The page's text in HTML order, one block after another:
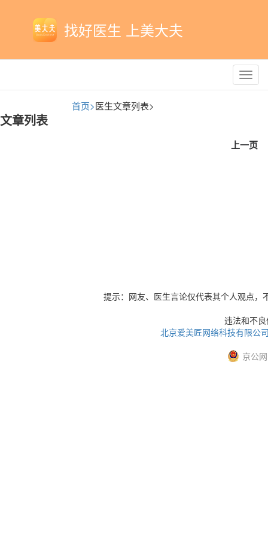
找好医生 上美大夫
首页>医生文章列表>
文章列表
上一页
提示：网友、医生言论仅代表其个人观点
违法和不
北京爱美匠网络科技有限公
京公